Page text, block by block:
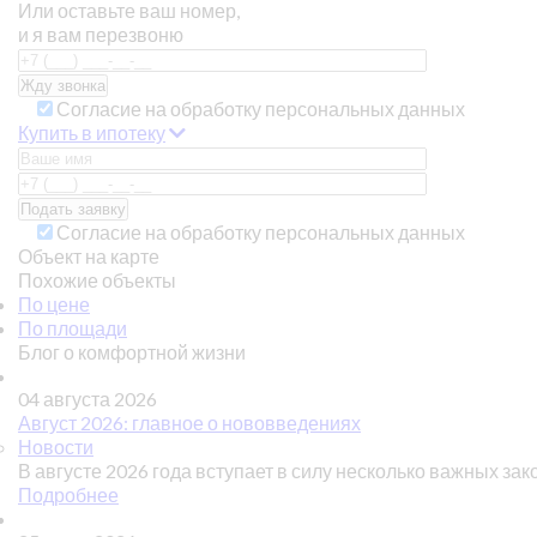
Или оставьте ваш номер,
и я вам перезвоню
Согласие на обработку персональных данных
Купить в ипотеку
Согласие на обработку персональных данных
Объект на карте
Похожие объекты
По цене
По площади
Блог о комфортной жизни
04 августа 2026
Август 2026: главное о нововведениях
Новости
В августе 2026 года вступает в силу несколько важных
Подробнее